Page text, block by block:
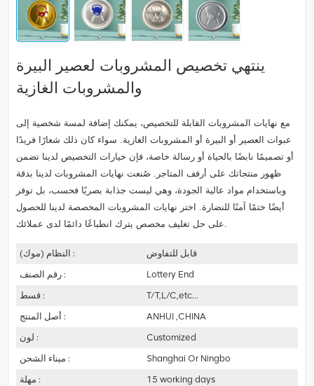
ينتهي تخصيص المشروبات لعصير البيرة
والمشروبات الغازية
مع نهايات المشروبات القابلة للتخصيص، يمكنك إضافة لمسة شخصية إلى
عبوات العصير أو البيرة أو المشروبات الغازية. سواء كان ذلك شعارًا فريدًا
أو تصميمًا نابضًا بالحياة أو رسالة خاصة، فإن خيارات التخصيص لدينا تضمن
ظهور منتجاتك على أرفف المتاجر. صُنعت نهايات المشروبات لدينا بدقة
وباستخدام مواد عالية الجودة، وهي ليست جذابة بصريًا فحسب، بل توفر
أيضًا ختمًا آمنًا للنضارة. اختر نهايات المشروبات المخصصة لدينا للحصول
على حل تغليف مخصص يترك انطباعًا دائمًا لدى عملائك.
النظام (موك) :
قابل للتفاوض
رقم الصنف :
Lottery End
قسط :
T/T,L/C,etc...
أصل المنتج :
ANHUI ,CHINA
لون :
Customized
ميناء الشحن :
Shanghai Or Ningbo
مهلة :
15 working days